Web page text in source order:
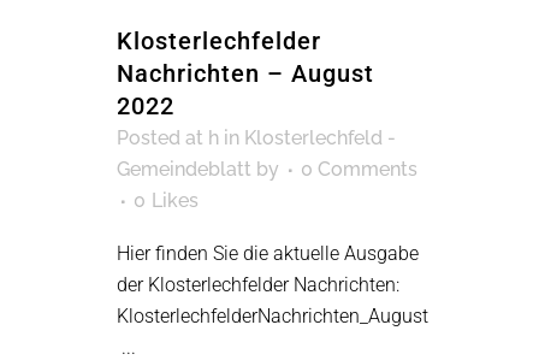
Klosterlechfelder
Nachrichten – August
2022
Posted at h in Klosterlechfeld -
Gemeindeblatt by
0 Comments
0 Likes
Hier finden Sie die aktuelle Ausgabe
der Klosterlechfelder Nachrichten:
KlosterlechfelderNachrichten_August
...